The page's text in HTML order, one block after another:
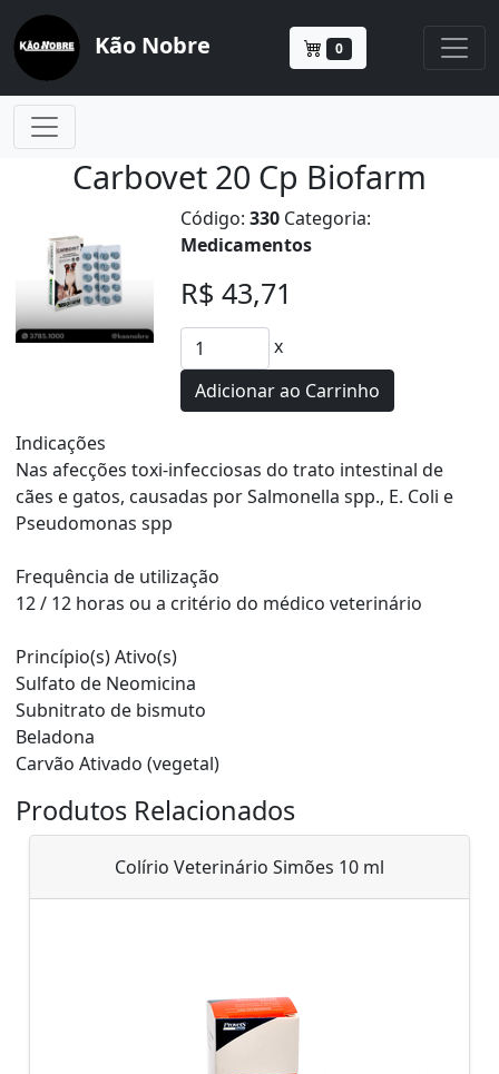
Kão Nobre 0
Carbovet 20 Cp Biofarm
Código:330 Categoria:
Medicamentos
R$ 43,71
x
Adicionar ao Carrinho
Indicações
Nas afecções toxi-infecciosas do trato intestinal de
cães e gatos, causadas por Salmonella spp., E. Coli e
Pseudomonas spp
Frequência de utilização
12 / 12 horas ou a critério do médico veterinário
Princípio(s) Ativo(s)
Sulfato de Neomicina
Subnitrato de bismuto
Beladona
Carvão Ativado (vegetal)
Produtos Relacionados
Colírio Veterinário Simões 10 ml